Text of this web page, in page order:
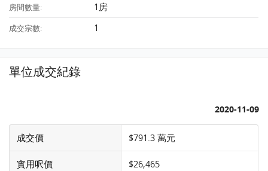
房間數量: 1房
成交宗數: 1
單位成交紀錄
2020-11-09
成交價 $791.3 萬元
實用呎價 $26,465